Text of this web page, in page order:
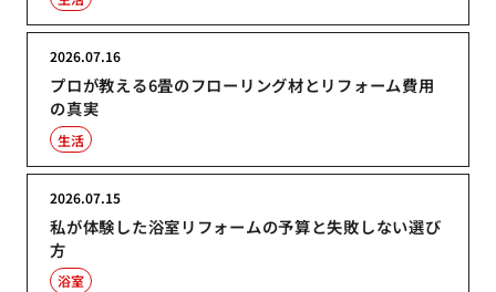
プロが教える6畳のフローリング材とリフォーム費用
の真実
2026.07.16
生活
私が体験した浴室リフォームの予算と失敗しない選び
方
2026.07.15
浴室